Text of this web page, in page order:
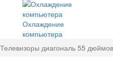
Охлаждение
компьютера
Телевизоры диагональ 55